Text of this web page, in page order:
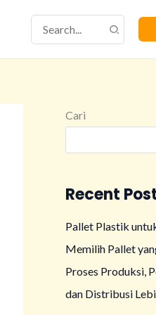
Search
for:
Cari
Recent
Pallet Plastik
Memilih Pallet
Proses Produksi,
dan Distribusi